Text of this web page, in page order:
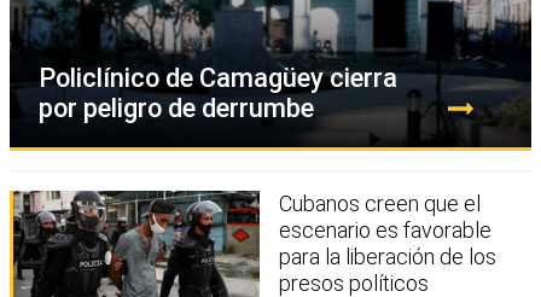
Policlínico de Camagüey cierra
por peligro de derrumbe
Cubanos creen que el
escenario es favorable
para la liberación de los
presos políticos